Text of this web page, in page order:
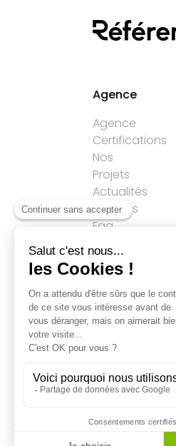
Agence
Agence
Certifications
Nos
Projets
Actualités
Services
Faq
Accueil→SEO
Qualité des
4.7/5 étoiles sur
Référenceur